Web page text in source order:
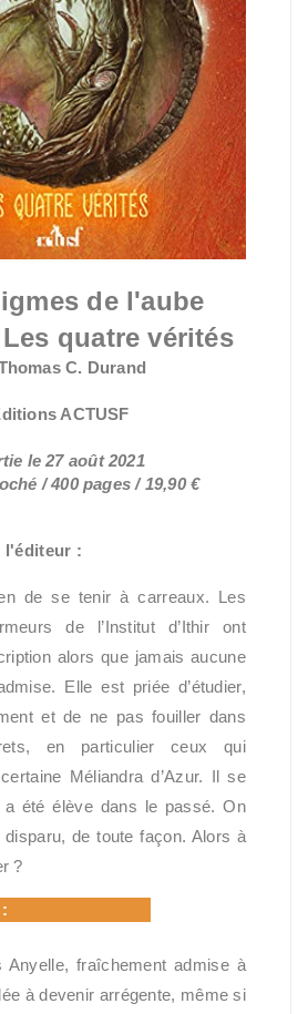
de l'aube
quatre vérités
C. Durand
ACTUSF
le 27 août 2021
/ 400 pages / 19,90 €
l'éditeur :
de se tenir à carreaux. Les
de l’Institut d’Ithir ont
alors que jamais aucune
Elle est priée d’étudier,
et de ne pas fouiller dans
en particulier ceux qui
Méliandra d’Azur. Il se
a été élève dans le passé. On
disparu, de toute façon. Alors à
?
Anyelle, fraîchement admise à
à devenir arrégente, même si